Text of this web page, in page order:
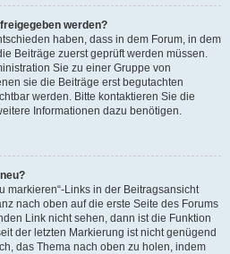
werden?
haben, dass in dem Forum, in dem
Beiträge zuerst geprüft werden müssen.
Sie zu einer Gruppe von
sie die Beiträge erst begutachten
werden. Bitte kontaktieren Sie die
Informationen dazu benötigen.
markieren“-Links in der Beitragsansicht
nach oben auf die erste Seite des Forums
Link nicht sehen, dann ist die Funktion
der letzten Markierung ist nicht genügend
das Thema nach oben zu holen, indem